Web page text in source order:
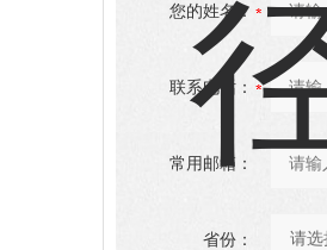
您的姓名：
联系电话：
常用邮箱：
省份：